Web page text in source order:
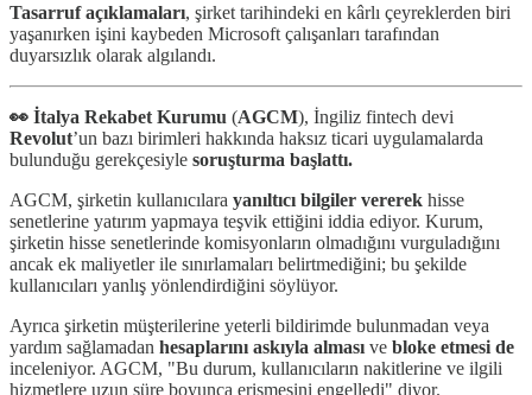
Tasarruf açıklamaları, şirket tarihindeki en kârlı çeyreklerden biri
yaşanırken işini kaybeden Microsoft çalışanları tarafından
duyarsızlık olarak algılandı.
👀 İtalya Rekabet Kurumu (AGCM), İngiliz fintech devi
Revolut’un bazı birimleri hakkında haksız ticari uygulamalarda
bulunduğu gerekçesiyle soruşturma başlattı.
AGCM, şirketin kullanıcılara yanıltıcı bilgiler vererek hisse
senetlerine yatırım yapmaya teşvik ettiğini iddia ediyor. Kurum,
şirketin hisse senetlerinde komisyonların olmadığını vurguladığını
ancak ek maliyetler ile sınırlamaları belirtmediğini; bu şekilde
kullanıcıları yanlış yönlendirdiğini söylüyor.
Ayrıca şirketin müşterilerine yeterli bildirimde bulunmadan veya
yardım sağlamadan hesaplarını askıyla alması ve bloke etmesi de
inceleniyor. AGCM, "Bu durum, kullanıcıların nakitlerine ve ilgili
hizmetlere uzun süre boyunca erişmesini engelledi" diyor.